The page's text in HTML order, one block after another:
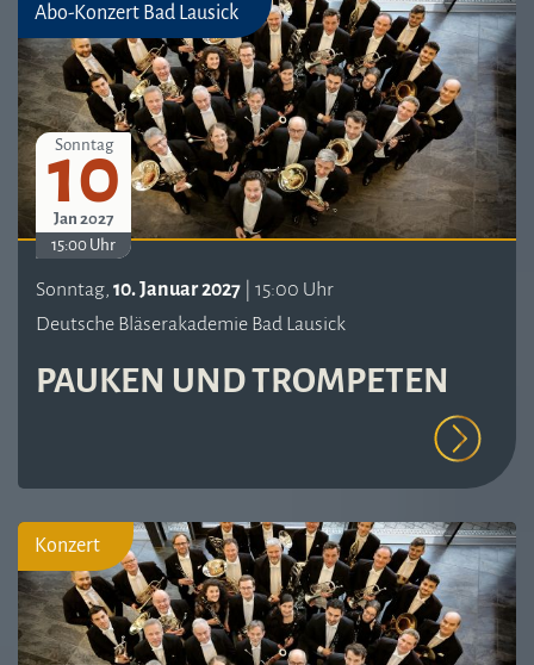
Abo-Konzert Bad Lausick
Sonntag
10
Jan 2027
15:00 Uhr
Sonntag, 10. Januar 2027 | 15:00 Uhr
Deutsche Bläserakademie Bad Lausick
PAUKEN UND TROMPETEN
Konzert